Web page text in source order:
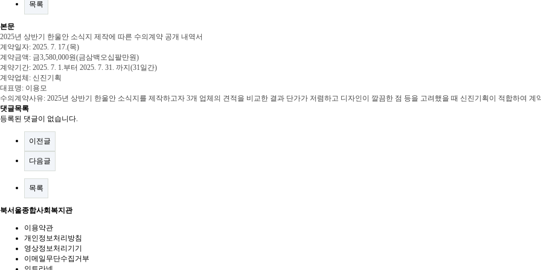
목록
본문
2025년 상반기 한울안 소식지 제작에 따른 수의계약 공개 내역서
계약일자: 2025. 7. 17.(목)
계약금액: 금3,580,000원(금삼백오십팔만원)
계약기간: 2025. 7. 1.부터 2025. 7. 31. 까지(31일간)
계약업체: 신진기획
대표명: 이용모
수의계약사유: 2025년 상반기 한울안 소식지를 제작하고자 3개 업체의 견적을 비교한 결과 단가가 저렴하고 디자인이 깔끔한 점 등을 고려했을 때 신진기획이 적합하여 계
댓글목록
등록된 댓글이 없습니다.
이전글
다음글
목록
북서울종합사회복지관
이용약관
개인정보처리방침
영상정보처리기기
이메일무단수집거부